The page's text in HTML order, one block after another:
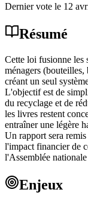
Dernier vote le 12
Résumé
Cette loi fusionne les
ménagers
créant un seul
L'objectif est de
du recyclage et de
les livres restent
entraîner une légère
Un rapport sera
l'impact financier de
l'Assemblée
Enjeux